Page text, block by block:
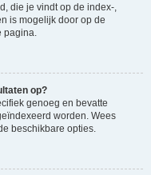
die je vindt op de index-,
is mogelijk door op de
op?
genoeg en bevatte
worden. Wees
beschikbare opties.